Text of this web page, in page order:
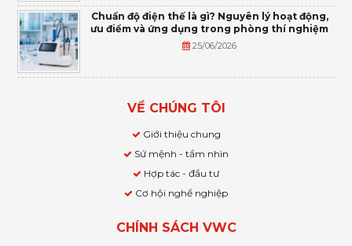
Chuẩn độ điện thế là gì? Nguyên lý hoạt động,
ưu điểm và ứng dụng trong phòng thí nghiệm
25/06/2026
VỀ CHÚNG TÔI
Giới thiệu chung
Sứ mệnh - tầm nhìn
Hợp tác - đầu tư
Cơ hội nghề nghiệp
CHÍNH SÁCH VWC